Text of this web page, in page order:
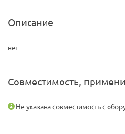
Описание
нет
Совместимость,
Не указана совместимость с